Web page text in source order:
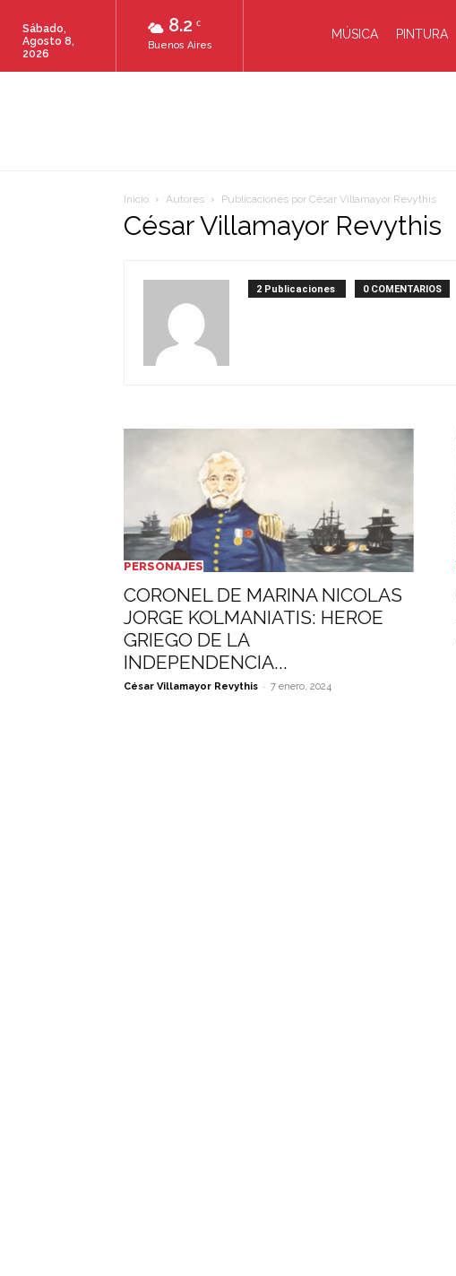
8.2 C
Buenos Aires
Sábado,
Agosto 8,
2026
MÚSICA PINTURA
Inicio Autores Publicaciones por César Villamayor Revythis
César Villamayor Revythis
2 Publicaciones 0 COMENTARIOS
PERSONAJES
CORONEL DE MARINA NICOLAS
JORGE KOLMANIATIS: HEROE
GRIEGO DE LA
INDEPENDENCIA...
César Villamayor Revythis - 7 enero, 2024